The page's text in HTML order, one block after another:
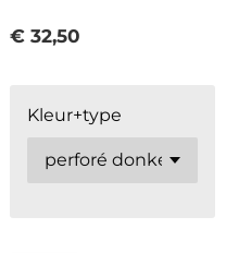
€ 32,50
Kleur+type